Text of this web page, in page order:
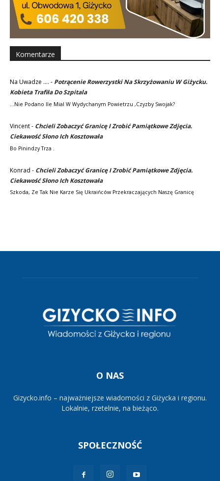
Komentarze
Na Uwadze .... - Potrącenie Rowerzystki Na Skrzyżowaniu W Giżycku.
Kobieta Trafiła Do Szpitala
...nie Podano Ile Mial W Wydychanym Powietrzu ,czyzby Swojak?
Vincent- Chcieli Zobaczyć Granicę I Zrobić Pamiątkowe Zdjęcia.
Ciekawość Słono Ich Kosztowała
Bo Pinindzy Trza .
Konrad - Chcieli Zobaczyć Granicę I Zrobić Pamiątkowe Zdjęcia.
Ciekawość Słono Ich Kosztowała
Szkoda, Ze Tak Nie Karze Się Ukraińców Przekraczających Naszę Granicę
O NAS
Gizycko.info – najważniejsze wiadomości z Giżycka i regionu.
Lokalnie, rzetelnie, na bieżąco.
SPOŁECZNOŚĆ